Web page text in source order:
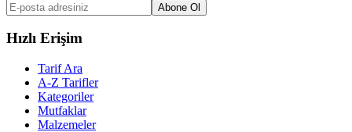
Abone Ol
Hızlı Erişim
Tarif Ara
A-Z Tarifler
Kategoriler
Mutfaklar
Malzemeler